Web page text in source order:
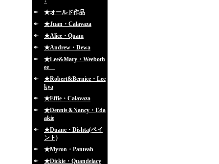
★オールド作品
★Juan・Calavaza
★Alice・Quam
★Andrew・Dewa
★Lee&Mary・Weeboth
ee
★Robert&Bernice・Lee
kya
★Effie・Calavaza
★Dennis＆Nancy・Eda
akie
★Duane・Dishta(ペイ
ント)
★Myron・Panteah
★Dickie・Quandelacy